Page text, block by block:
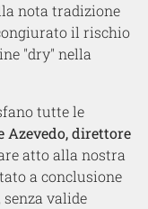
nota tradizione
il rischio
"dry" nella
tutte le
Azevedo, direttore
atto alla nostra
a conclusione
valide